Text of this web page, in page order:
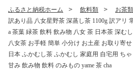
備蓄 常備品 ケース 箱 箱買い
買い置き 国産茶葉 消耗品 日
用品 飲料水 緑茶 ペットボト
ル 定期便 ocha tea
ふるさと納税ホーム 飲料類
お茶類
訳あり品 八女星野茶 深蒸し茶 1100g 訳アリ
a 茶葉 緑茶 飲料 飲み物 八女 茶 日本茶 深む
八女茶 お手軽 簡単 小分け お土産 お取り寄
日本 ふかむし茶 ふかむし 家庭用 自宅用 ち
甘み 飲み物 飲料 のみもの yame 茶 cha